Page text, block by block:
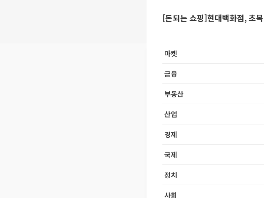
[돈되는 쇼핑]현대백화점, 초
마켓
금융
부동산
산업
경제
국제
정치
사회